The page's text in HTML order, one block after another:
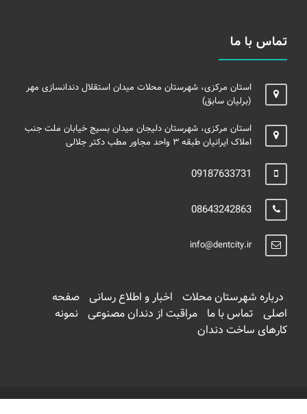
تماس با ما
استان مرکزی، شهرستان محلات میدان استقلال دندانسازی مهر
(برلیان سابق)
استان مرکزی، شهرستان دلیجان میدان بسیج خیابان ملت جنب
املاک ایرانیان طبقه ۳ واحد مجاور مطب دکتر جلالی
09187633731
08643242863
info@dentcity.ir
درباره شهرستان محلات اخبار و اطلاع رسانی صفحه
اصلی تماس با ما مراقبت از دندان مصنوعی نمونه
کارهای ساخت دندان